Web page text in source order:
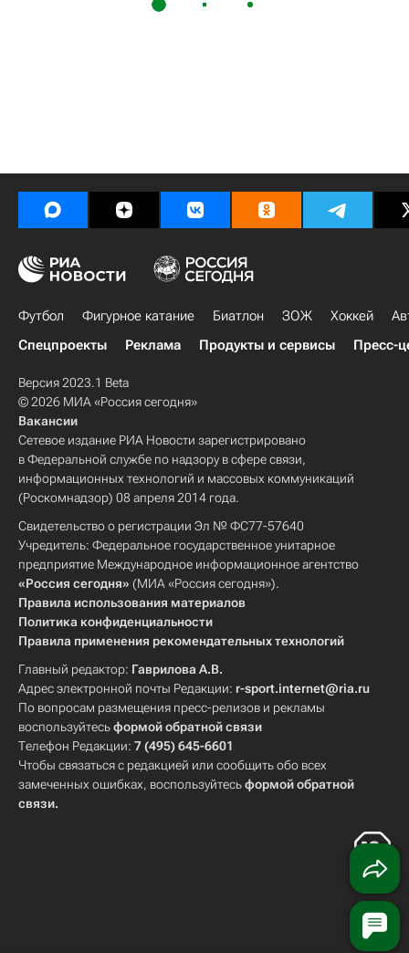
Футбол Фигурное катание Биатлон ЗОЖ Хоккей
Спецпроекты
Реклама Продукты и сервисы Пресс-
Версия 2023.1 Beta
© 2026 МИА «Россия сегодня»
Вакансии
Сетевое издание РИА Новости зарегистрировано
в Федеральной службе по надзору в сфере связи,
информационных технологий и массовых коммуникаций
(Роскомнадзор) 08 апреля 2014 года.
Свидетельство о регистрации Эл № ФС77-57640
Учредитель: Федеральное государственное унитарное
предприятие Международное информационное агентство
«Россия сегодня» (МИА «Россия сегодня»).
Правила использования материалов
Политика конфиденциальности
Правила применения рекомендательных технологий
Главный редактор: Гаврилова А.В.
Адрес электронной почты Редакции: r-sport.internet@ria.ru
По вопросам размещения пресс-релизов и рекламы
воспользуйтесьформой обратной связи
Телефон Редакции: 7 (495) 645-6601
Чтобы связаться с редакцией или сообщить обо всех
замеченных ошибках, воспользуйтесьформой обратной
связи.